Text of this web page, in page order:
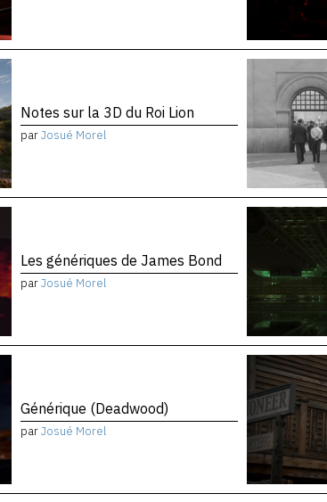
Notes sur la 3D du Roi Lion
parJosué Morel
Les génériques de James Bond
parJosué Morel
Générique (Deadwood)
parJosué Morel